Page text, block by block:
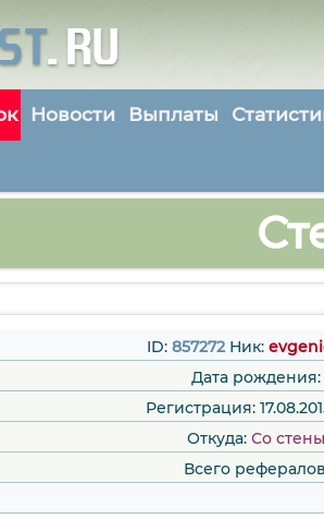
Новости Выплаты
ID: 857272 Ник:
Дата рождения:
Регистрация:
Откуда: Со стены
Всего